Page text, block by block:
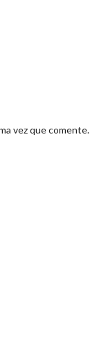
vez que comente.